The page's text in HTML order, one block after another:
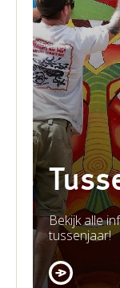
Bekijk alle
tussenjaar!